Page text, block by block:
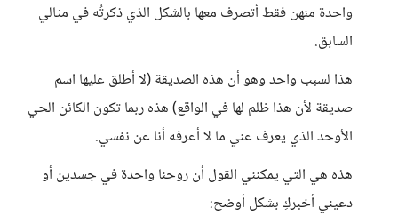
واحدة منهن فقط أتصرف معها بالشكل الذي ذكرتُه في مثالي
السابق.
هذا لسبب واحد وهو أن هذه الصديقة (لا أطلق عليها اسم
صديقة لأن هذا ظلم لها في الواقع) هذه ربما تكون الكائن الحي
الأوحد الذي يعرف عني ما لا أعرفه أنا عن نفسي.
هذه هي التي يمكنني القول أن روحنا واحدة في جسدين أو
دعيني أخبركِ بشكل أوضح: